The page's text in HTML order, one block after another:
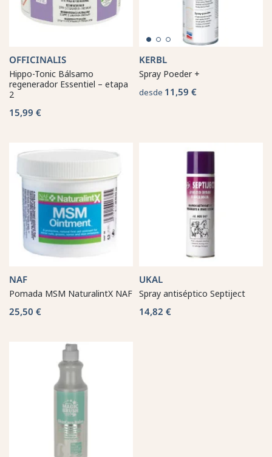
OFFICINALIS
Hippo-Tonic Bálsamo
regenerador Essentiel – etapa
2
15,99 €
KERBL
Spray Poeder +
desde 11,59 €
NAF
Pomada MSM NaturalintX NAF
25,50 €
UKAL
Spray antiséptico Septiject
14,82 €